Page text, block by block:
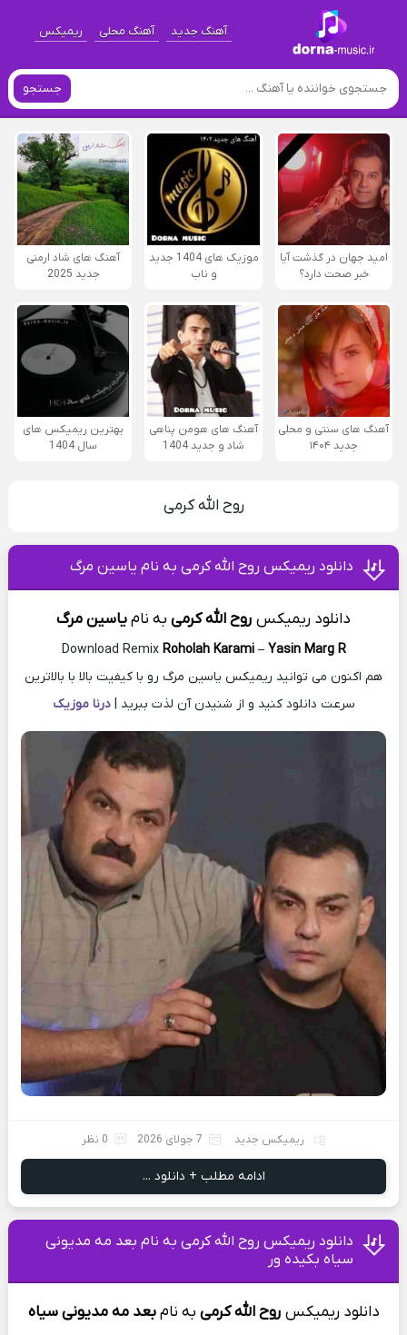
آهنگ جدید آهنگ محلی ریمیکس
جستجو
امید جهان در گذشت آیا
خبر صحت دارد؟
موزیک های 1404 جدید
و ناب
آهنگ های شاد ارمنی
جدید 2025
آهنگ های سنتی و محلی
جدید ۱۴۰۴
آهنگ های هومن پناهی
شاد و جدید 1404
بهترین ریمیکس های
سال 1404
روح الله کرمی
دانلود ریمیکس روح الله کرمی به نام یاسین مرگ
دانلود ریمیکس روح الله کرمی به نامیاسین مرگ
Download Remix Roholah Karami – Yasin Marg R
هم اکنون می توانید ریمیکس یاسین مرگ رو با کیفیت بالا با بالاترین
سرعت دانلود کنید و از شنیدن آن لذت ببرید |درنا موزیک
ریمیکس جدید 7 جولای 2026 0 نظر
ادامه مطلب + دانلود ...
دانلود ریمیکس روح الله کرمی به نام بعد مه مدیونی
سیاه بکیده ور
دانلود ریمیکس روح الله کرمی به نام بعد مه مدیونی سیاه